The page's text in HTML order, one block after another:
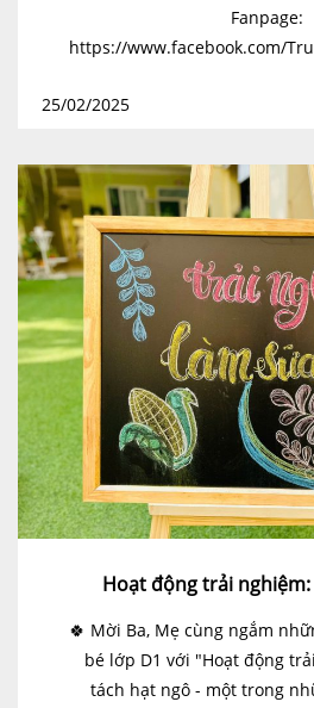
Fanpage:
https://www.facebook.com/
mnhoamai-dd@hanoiedu.vn
25/02/2025
Hoạt động trải
🍀 Mời Ba, Mẹ cùng ngắm
bé lớp D1 với "Hoạt động
tách hạt ngô - một trong